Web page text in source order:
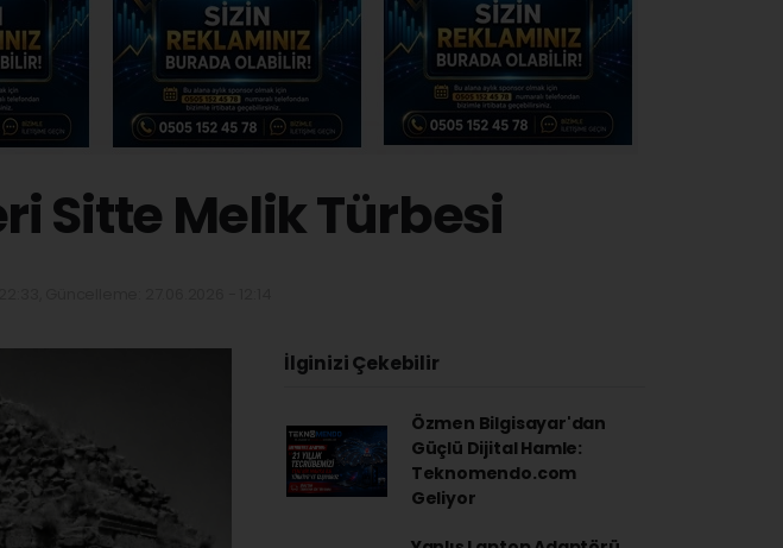
Sitte Melik Türbesi
İlginizi Çekebilir
Özmen Bilgisayar'dan
Güçlü Dijital Hamle:
Teknomendo.com
Geliyor